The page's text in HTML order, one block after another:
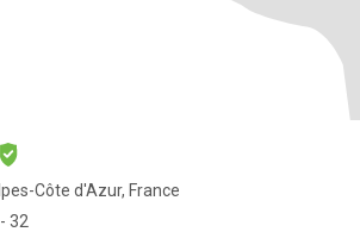
Côte d'Azur, France
32